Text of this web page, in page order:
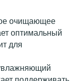
очищающее
оптимальный
для